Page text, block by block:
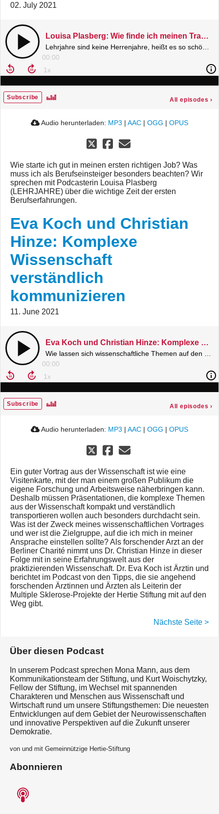
02. July 2021
Louisa Plasberg: Wie finde ich meinen Traumjob?
00:00
Subscribe All episodes ›
Audio herunterladen: MP3 | AAC | OGG | OPUS
Wie starte ich gut in meinen ersten richtigen Job? Was
muss ich als Berufseinsteiger besonders beachten? Wir
sprechen mit Podcasterin Louisa Plasberg
(LEHRJAHRE) über die wichtige Zeit der ersten
Berufserfahrungen.
Eva Koch und Christian
Hinze: Komplexe
Wissenschaft
verständlich
kommunizieren
11. June 2021
Eva Koch und Christian Hinze: Komplexe Wissenschaft verständlich kommunizieren
00:00
Subscribe All episodes ›
Audio herunterladen: MP3 | AAC | OGG | OPUS
Ein guter Vortrag aus der Wissenschaft ist wie eine
Visitenkarte, mit der man einem großen Publikum die
eigene Forschung und Arbeitsweise näherbringen kann.
Deshalb müssen Präsentationen, die komplexe Themen
aus der Wissenschaft kompakt und verständlich
transportieren wollen auch besonders durchdacht sein.
Was ist der Zweck meines wissenschaftlichen Vortrages
und wer ist die Zielgruppe, auf die ich mich in meiner
Ansprache einstellen sollte? Als forschender Arzt an der
Berliner Charité nimmt uns Dr. Christian Hinze in dieser
Folge mit in seine Erfahrungswelt aus der
praktizierenden Wissenschaft. Dr. Eva Koch ist Ärztin und
berichtet im Podcast von den Tipps, die sie angehend
forschenden Ärztinnen und Ärzten als Leiterin der
Multiple Sklerose-Projekte der Hertie Stiftung mit auf den
Weg gibt.
Nächste Seite >
Über diesen Podcast
In unserem Podcast sprechen Mona Mann, aus dem
Kommunikationsteam der Stiftung, und Kurt Woischytzky,
Fellow der Stiftung, im Wechsel mit spannenden
Charakteren und Menschen aus Wissenschaft und
Wirtschaft rund um unsere Stiftungsthemen: Die neuesten
Entwicklungen auf dem Gebiet der Neurowissenschaften
und innovative Perspektiven auf die Zukunft unserer
Demokratie.
von und mit Gemeinnützige Hertie-Stiftung
Abonnieren